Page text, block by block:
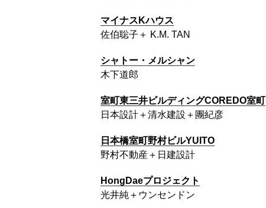
マイナスKハウス
佐伯聡子＋ K.M. TAN
シャトー・メルシャン
木下道郎
室町東三井ビルディングCOREDO室町
日本設計＋清水建設＋團紀彦
日本橋室町野村ビルYUITO
野村不動産＋日建設計
HongDaeプロジェクト
光井純＋ウンセンドン